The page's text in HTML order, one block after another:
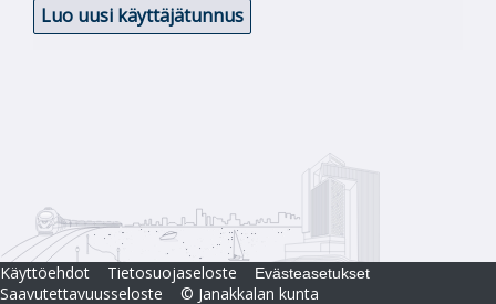
Luo uusi käyttäjätunnus
Käyttöehdot Tietosuojaseloste Evästeasetukset
Saavutettavuusseloste © Janakkalan kunta